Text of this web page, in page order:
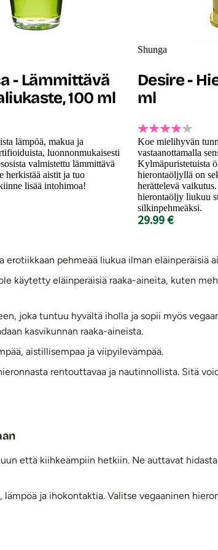
- Lämmittävä
100 ml
lämpöä, makua ja
luonnonmukaisesti
valmistettu lämmittävä
herkistää aistit ja tuo
lisää intohimoa!
Shunga
Desire -
ml
Koe mielihyvän
vastaanottamalla
Kylmäpuristetuista
hierontaöljyllä on
herättelevä
hierontaöljy liukuu
silkinpehmeäksi.
29.99 €
pehmeää liukua ilman eläinperäisiä
käytetty eläinperäisiä raaka-aineita, kuten
joka tuntuu hyvältä iholla ja sopii myös
kasvikunnan raaka-aineista.
aistillisempaa ja viipyilevämpää.
rentouttavaa ja nautinnollista. Sitä
että kiihkeämpiin hetkiin. Ne auttavat
ja ihokontaktia. Valitse vegaaninen